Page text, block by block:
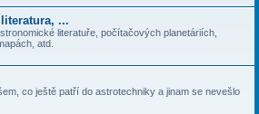
...
literatuře, počítačových planetáriích,
atd.
co ještě patří do astrotechniky a jinam se nevešlo